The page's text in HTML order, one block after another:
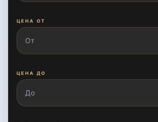
Катта Миробод
Кичик Мирабад
ЦЕНА ОТ
ЦЕНА ДО